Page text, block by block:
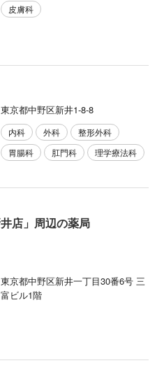
皮膚科
東京都中野区新井1-8-8
内科 外科
整形外科
胃腸科
肛門科 理学療法科
店」周辺の薬局
東京都中野区新井一丁目30番6号 三
富ビル1階